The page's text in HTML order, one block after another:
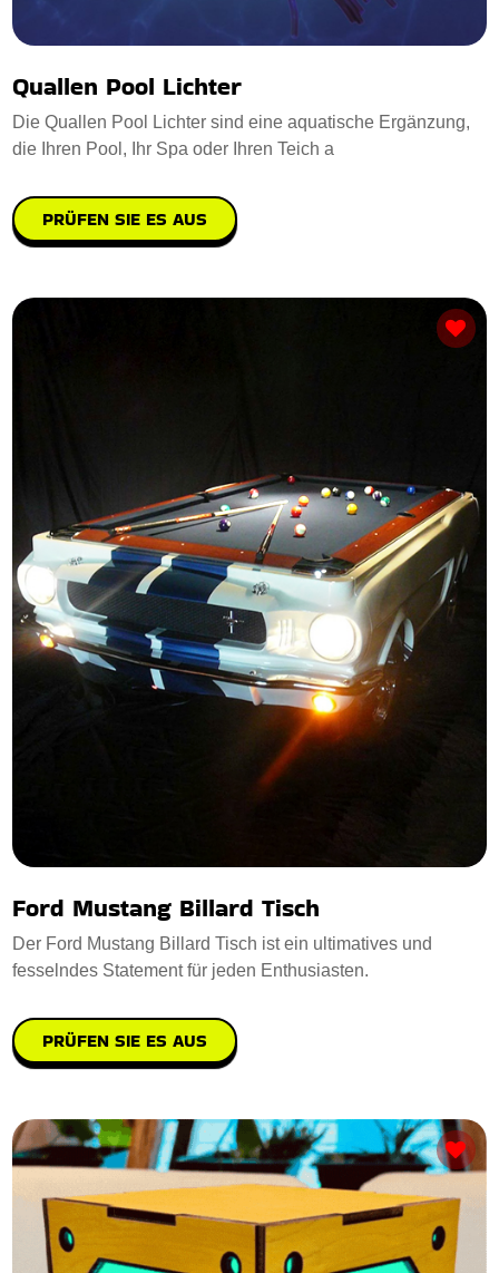
Quallen Pool Lichter
Die Quallen Pool Lichter sind eine aquatische Ergänzung,
die Ihren Pool, Ihr Spa oder Ihren Teich a
PRÜFEN SIE ES AUS
Ford Mustang Billard Tisch
Der Ford Mustang Billard Tisch ist ein ultimatives und
fesselndes Statement für jeden Enthusiasten.
PRÜFEN SIE ES AUS